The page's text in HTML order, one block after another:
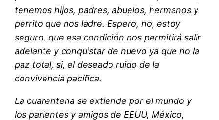
tenemos hijos, padres, abuelos, hermanos y
perrito que nos ladre. Espero, no, estoy
seguro, que esa condición nos permitirá salir
adelante y conquistar de nuevo ya que no la
paz total, si, el deseado ruido de la
convivencia pacífica.
La cuarentena se extiende por el mundo y
los parientes y amigos de EEUU, México,